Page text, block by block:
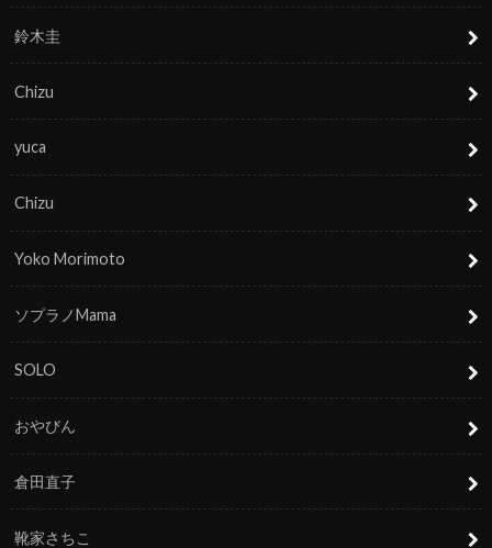
鈴木圭
Chizu
yuca
Chizu
Yoko Morimoto
ソプラノMama
SOLO
おやびん
倉田直子
靴家さちこ